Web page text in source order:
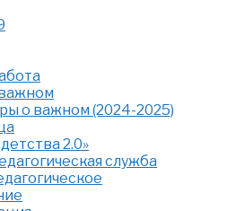
о важном (2024-2025)
2.0»
служба